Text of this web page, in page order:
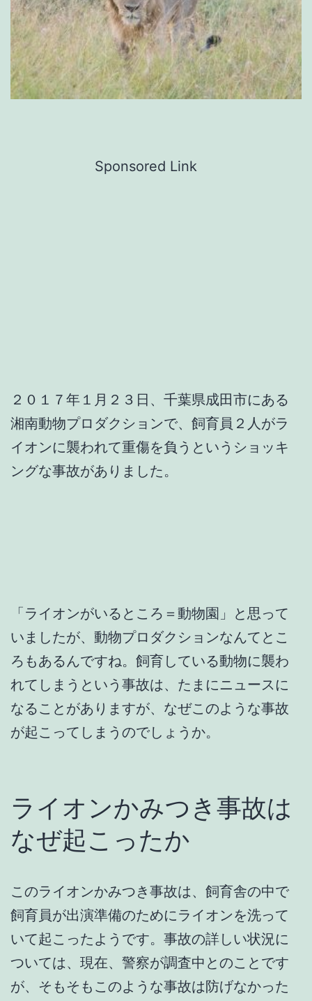
Sponsored Link
２０１７年１月２３日、千葉県成田市にある
湘南動物プロダクションで、飼育員２人がラ
イオンに襲われて重傷を負うというショッキ
ングな事故がありました。
「ライオンがいるところ＝動物園」と思って
いましたが、動物プロダクションなんてとこ
ろもあるんですね。飼育している動物に襲わ
れてしまうという事故は、たまにニュースに
なることがありますが、なぜこのような事故
が起こってしまうのでしょうか。
ライオンかみつき事故は
なぜ起こったか
このライオンかみつき事故は、飼育舎の中で
飼育員が出演準備のためにライオンを洗って
いて起こったようです。事故の詳しい状況に
ついては、現在、警察が調査中とのことです
が、そもそもこのような事故は防げなかった